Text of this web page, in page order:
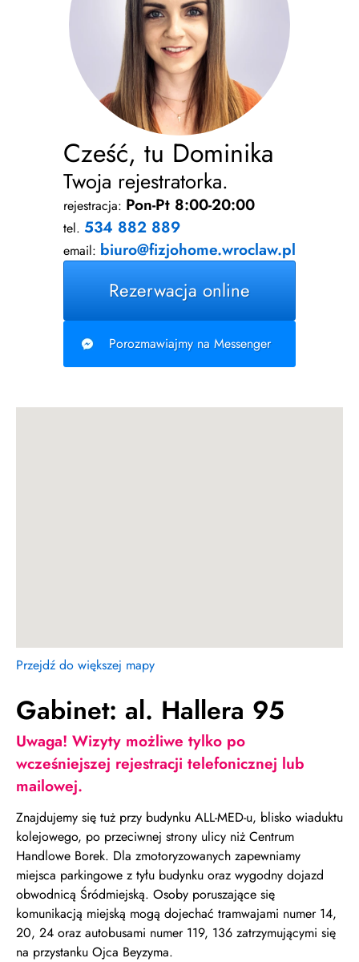
Cześć, tu Dominika
Twoja rejestratorka.
rejestracja: Pon-Pt 8:00-20:00
tel. 534 882 889
email: biuro@fizjohome.wroclaw.pl
Rezerwacja online
Porozmawiajmy na Messenger
Przejdź do większej mapy
Gabinet: al. Hallera 95
Uwaga! Wizyty możliwe tylko po
wcześniejszej rejestracji telefonicznej lub
mailowej.
Znajdujemy się tuż przy budynku ALL-MED-u, blisko wiaduktu
kolejowego, po przeciwnej strony ulicy niż Centrum
Handlowe Borek. Dla zmotoryzowanych zapewniamy
miejsca parkingowe z tyłu budynku oraz wygodny dojazd
obwodnicą Śródmiejską. Osoby poruszające się
komunikacją miejską mogą dojechać tramwajami numer 14,
20, 24 oraz autobusami numer 119, 136 zatrzymującymi się
na przystanku Ojca Beyzyma.